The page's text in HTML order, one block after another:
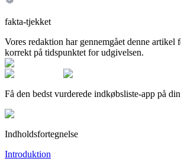
fakta-tjekket
Vores redaktion har gennemgået denne artikel
korrekt på tidspunktet for udgivelsen.
Få den bedst vurderede indkøbsliste-app på
Indholdsfortegnelse
Introduktion